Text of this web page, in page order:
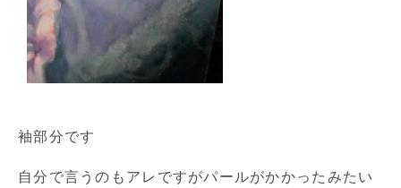
袖部分です
自分で言うのもアレですがパールがかかったみたい